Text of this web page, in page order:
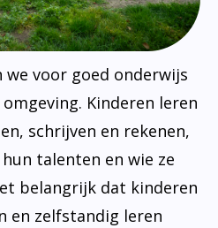
we voor goed onderwijs
Kinderen leren
schrijven en rekenen,
talenten en wie ze
belangrijk dat kinderen
en zelfstandig leren